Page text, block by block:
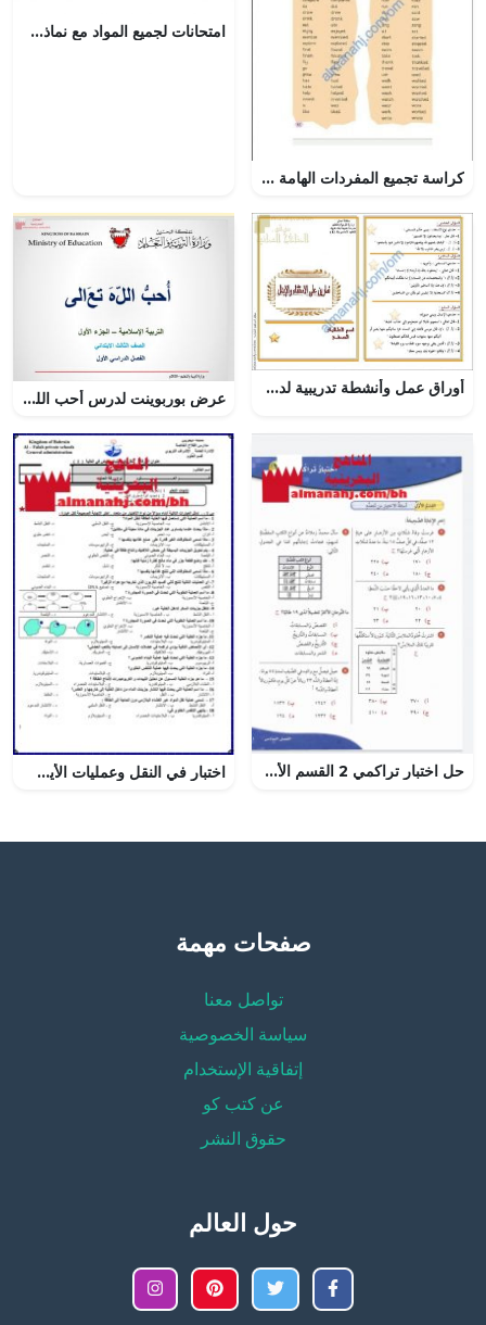
كراسة تجميع المفردات الهامة للفصل (لغة انجليزية) الخامس
امتحانات لجميع المواد مع نماذج الإجابة (الامتحانات) الحادي عشر
أوراق عمل وأنشطة تدريبية لدرسي أسلوب الاستثناء والإبدال (لغة عربية) الثاني عشر
عرض بوربوينت لدرس أحب الله تعالى
حل اختبار تراكمي 2 القسم الأول اختبار في النقل وعمليات الأيض في الخلية
صفحات مهمة
تواصل معنا
سياسة الخصوصية
إتفاقية الإستخدام
عن كتب كو
حقوق النشر
حول العالم